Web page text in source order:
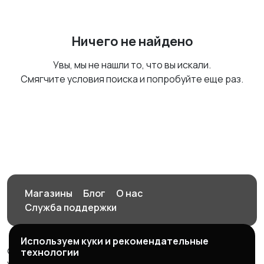
Ничего не найдено
Увы, мы не нашли то, что вы искали.
Смягчите условия поиска и попробуйте еще раз.
Магазины Блог
О нас
Служба поддержки
© 2026 Орен-АЙ - Авто | Недвижимость | Работа |
Используем куки и рекомендательные
технологии